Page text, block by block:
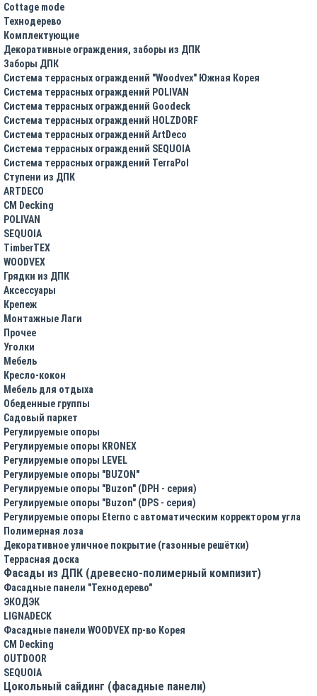
Cottage mode
Технодерево
Комплектующие
Декоративные ограждения, заборы из ДПК
Заборы ДПК
Система террасных ограждений "Woodvex" Южная Корея
Система террасных ограждений POLIVAN
Система террасных ограждений Goodeck
Система террасных ограждений HOLZDORF
Система террасных ограждений ArtDeco
Система террасных ограждений SEQUOIA
Система террасных ограждений TerraPol
Ступени из ДПК
ARTDECO
CM Decking
POLIVAN
SEQUOIA
TimberTEX
WOODVEX
Грядки из ДПК
Аксессуары
Крепеж
Монтажные Лаги
Прочее
Уголки
Мебель
Кресло-кокон
Мебель для отдыха
Обеденные группы
Садовый паркет
Регулируемые опоры
Регулируемые опоры KRONEX
Регулируемые опоры LEVEL
Регулируемые опоры "BUZON"
Регулируемые опоры "Buzon" (DPH - серия)
Регулируемые опоры "Buzon" (DPS - серия)
Регулируемые опоры Eterno с автоматическим корректором угла
Полимерная лоза
Декоративное уличное покрытие (газонные решётки)
Террасная доска
Фасады из ДПК (древесно-полимерный компизит)
Фасадные панели "Технодерево"
ЭКОДЭК
LIGNADECK
Фасадные панели WOODVEX пр-во Корея
CM Decking
OUTDOOR
SEQUOIA
Цокольный сайдинг (фасадные панели)